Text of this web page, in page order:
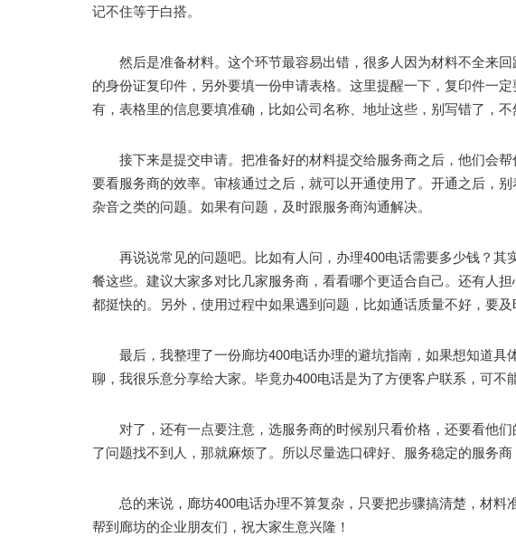
记不住等于白搭。
然后是准备材料。这个环节最容易出错，很多人因为材料不全来回
的身份证复印件，另外要填一份申请表格。这里提醒一下，复印件一
有，表格里的信息要填准确，比如公司名称、地址这些，别写错了，不
接下来是提交申请。把准备好的材料提交给服务商之后，他们会帮
要看服务商的效率。审核通过之后，就可以开通使用了。开通之后，
杂音之类的问题。如果有问题，及时跟服务商沟通解决。
再说说常见的问题吧。比如有人问，办理400电话需要多少钱？其
餐这些。建议大家多对比几家服务商，看看哪个更适合自己。还有人
都挺快的。另外，使用过程中如果遇到问题，比如通话质量不好，要及
最后，我整理了一份廊坊400电话办理的避坑指南，如果想知道具
聊，我很乐意分享给大家。毕竟办400电话是为了方便客户联系，可不
对了，还有一点要注意，选服务商的时候别只看价格，还要看他们
了问题找不到人，那就麻烦了。所以尽量选口碑好、服务稳定的服务商
总的来说，廊坊400电话办理不算复杂，只要把步骤搞清楚，材料
帮到廊坊的企业朋友们，祝大家生意兴隆！